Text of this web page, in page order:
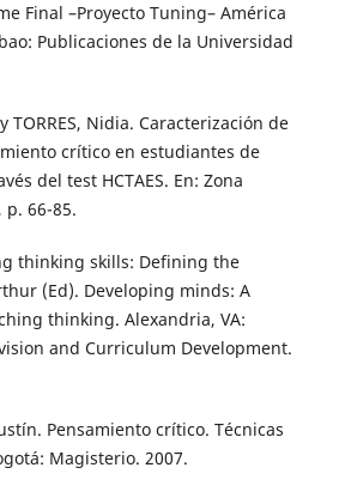
Final –Proyecto Tuning– América
Publicaciones de la Universidad
TORRES, Nidia. Caracterización de
crítico en estudiantes de
del test HCTAES. En: Zona
p. 66-85.
thinking skills: Defining the
(Ed). Developing minds: A
thinking. Alexandria, VA:
and Curriculum Development.
Pensamiento crítico. Técnicas
Magisterio. 2007.